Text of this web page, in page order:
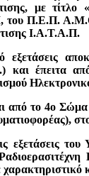
με τίτλο
Π.Ε.Π. Α.Μ.Θ.
Ι.Α.Τ.Α.Π.
και έπειτα
από το 4ο Σώμα
εξετάσεις